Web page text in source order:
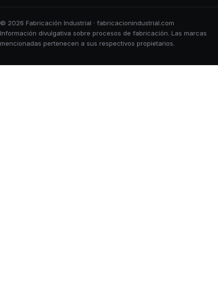
© 2026 Fabricación Industrial · fabricacionindustrial.com
Información divulgativa sobre procesos de fabricación. Las marcas
mencionadas pertenecen a sus respectivos propietarios.